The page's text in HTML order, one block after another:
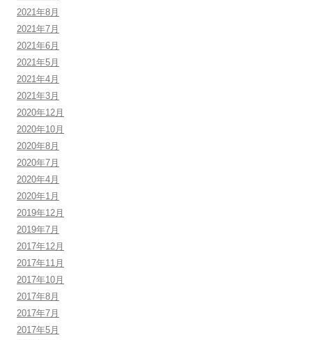
2021年8月
2021年7月
2021年6月
2021年5月
2021年4月
2021年3月
2020年12月
2020年10月
2020年8月
2020年7月
2020年4月
2020年1月
2019年12月
2019年7月
2017年12月
2017年11月
2017年10月
2017年8月
2017年7月
2017年5月